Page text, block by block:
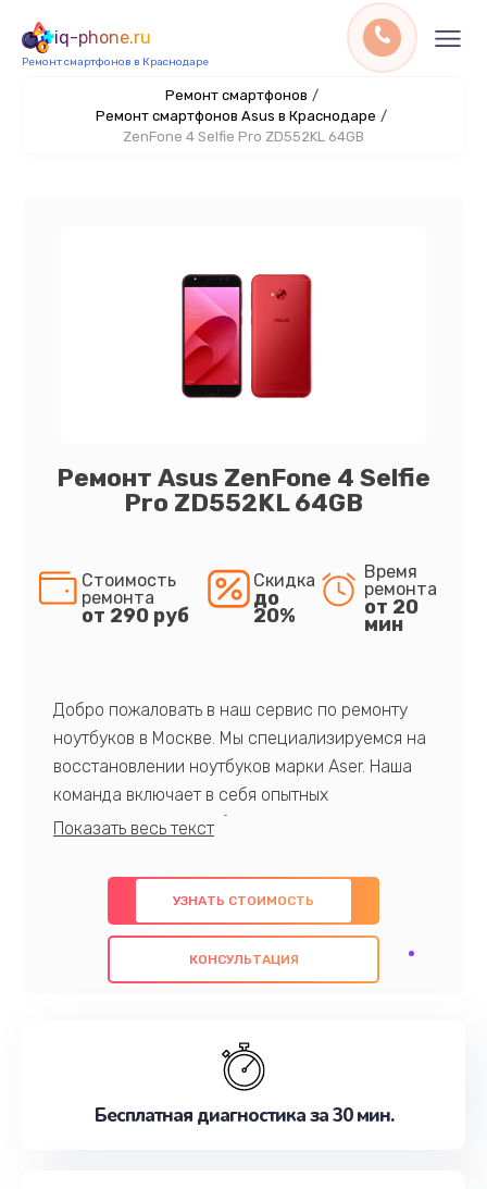
iq-phone.ru
Ремонт смартфонов в Краснодаре
Ремонт смартфонов /
Ремонт смартфонов Asus в Краснодаре /
ZenFone 4 Selfie Pro ZD552KL 64GB
Ремонт Asus ZenFone 4 Selfie
Pro ZD552KL 64GB
Стоимость
ремонта
от 290 руб
Скидка
до
20%
Время
ремонта
от 20
мин
Добро пожаловать в наш сервис по ремонту
ноутбуков в Москве. Мы специализируемся на
восстановлении ноутбуков марки Aser. Наша
команда включает в себя опытных
профессионалов с обширными знаниями и
предлагаем быстрый и качественный ремонт с
использованием оригинальных компонентов, а
также гарантируем качество всех
проведенных работ. Наша цель - предоставить
наилучшим образом. Не медлите записаться на
УЗНАТЬ СТОИМОСТЬ
КОНСУЛЬТАЦИЯ
Бесплатная диагностика за 30 мин.